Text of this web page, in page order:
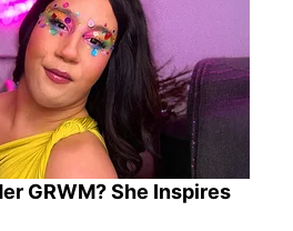
GRWM? She Inspires